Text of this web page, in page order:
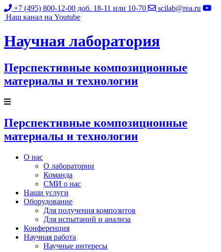
+7 (495) 800-12-00 доб. 18-11 или 10-70
scilab@rea.ru
Наш канал на Youtube
Научная лаборатория
Перспективные композиционные
материалы и технологии
Перспективные композиционные
материалы и технологии
О нас
О лаборатории
Команда
СМИ о нас
Наши услуги
Оборудование
Для получения композитов
Для испытаний и анализа
Конференция
Научная работа
Научные интересы